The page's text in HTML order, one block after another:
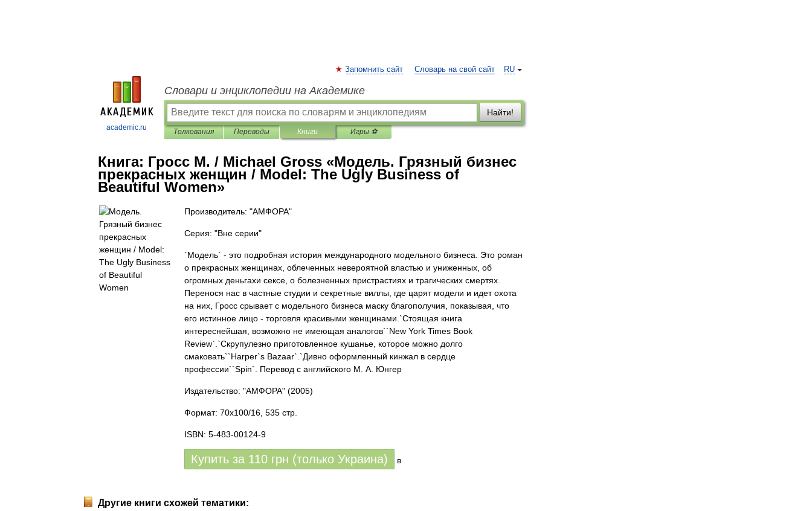
academic.ru
RU
Запомнить сайт Словарь на свой сайт
Словари и энциклопедии на Академике
Найти!
Толкования Переводы Книги Игры ⚽
Книга: Гросс М. / Michael Gross «Модель. Грязный бизнес
прекрасных женщин / Model: The Ugly Business of
Beautiful Women»
Производитель: "АМФОРА"
Серия: "Вне серии"
`Модель` - это подробная история международного модельного бизнеса. Это роман
о прекрасных женщинах, облеченных невероятной властью и униженных, об
огромных деньгахи сексе, о болезненных пристрастиях и трагических смертях.
Перенося нас в частные студии и секретные виллы, где царят модели и идет охота
на них, Гросс срывает с модельного бизнеса маску благополучия, показывая, что
его истинное лицо - торговля красивыми женщинами.`Стоящая книга
интереснейшая, возможно не имеющая аналогов``New York Times Book
Review`.`Скрупулезно приготовленное кушанье, которое можно долго
смаковать``Harper`s Bazaar`.`Дивно оформленный кинжал в сердце
профессии``Spin`. Перевод с английского М. А. Юнгер
Издательство: "АМФОРА" (2005)
Формат: 70x100/16, 535 стр.
ISBN: 5-483-00124-9
Купить за 110 грн (только Украина) в
Другие книги схожей тематики: